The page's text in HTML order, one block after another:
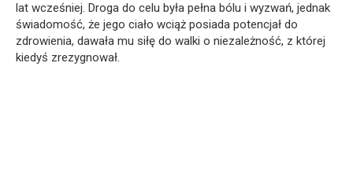
lat wcześniej. Droga do celu była pełna bólu i wyzwań, jednak
świadomość, że jego ciało wciąż posiada potencjał do
zdrowienia, dawała mu siłę do walki o niezależność, z której
kiedyś zrezygnował.